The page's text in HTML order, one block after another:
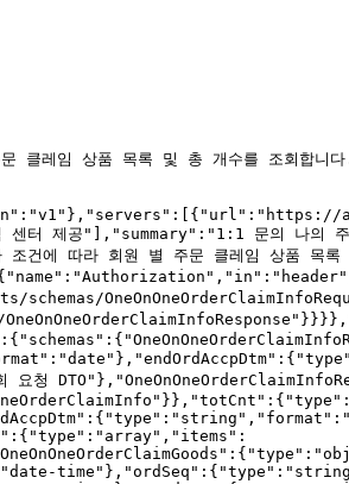
클레임 상품 목록 및 총 개수를 조회합니
공"],"summary":"1:1 문의 나의 주
건에 따라 회원 별 주문 클레임 상품 목록
청